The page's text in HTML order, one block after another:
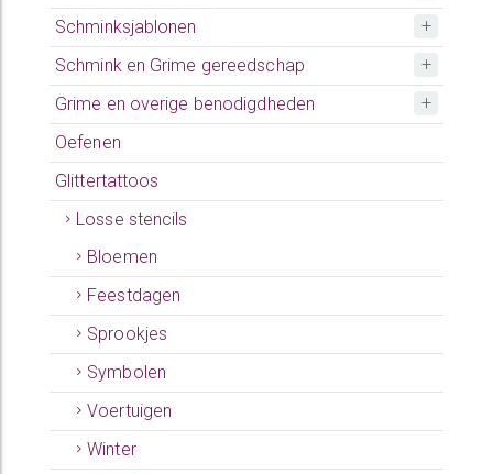
Schminksjablonen
Schmink en Grime gereedschap
Grime en overige benodigdheden
Oefenen
Glittertattoos
Losse stencils
Bloemen
Feestdagen
Sprookjes
Symbolen
Voertuigen
Winter